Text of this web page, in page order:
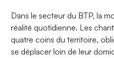
Dans le secteur du BTP, la
réalité quotidienne. Les
quatre coins du territoire,
se déplacer loin de leur